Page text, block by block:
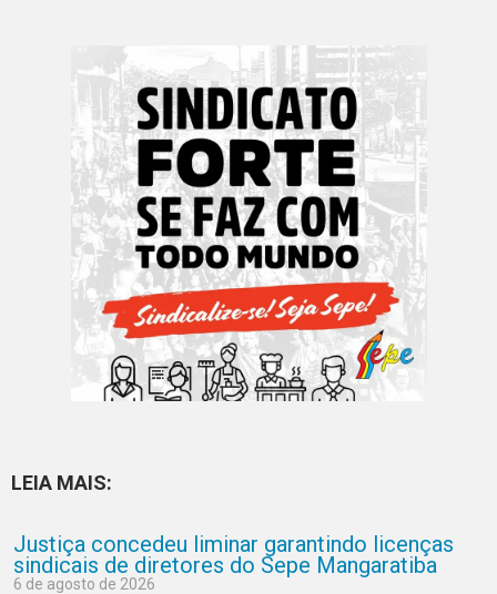
LEIA MAIS:
Justiça concedeu liminar garantindo licenças
sindicais de diretores do Sepe Mangaratiba
6 de agosto de 2026